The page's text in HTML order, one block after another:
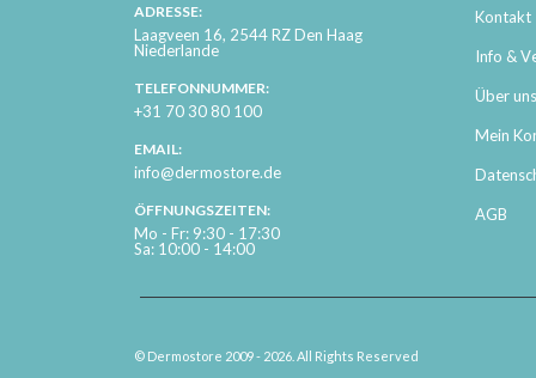
ADRESSE:
Laagveen 16, 2544 RZ Den Haag
Niederlande
TELEFONNUMMER:
+31 70 30 80 100
EMAIL:
info@dermostore.de
ÖFFNUNGSZEITEN:
Mo - Fr: 9:30 - 17:30
Sa: 10:00 - 14:00
Kontakt
Info &
Über uns
Mein
AGB
© Dermostore 2009 - 2026. All Rights Reserved